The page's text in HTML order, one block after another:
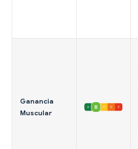
Ganancia
Muscular